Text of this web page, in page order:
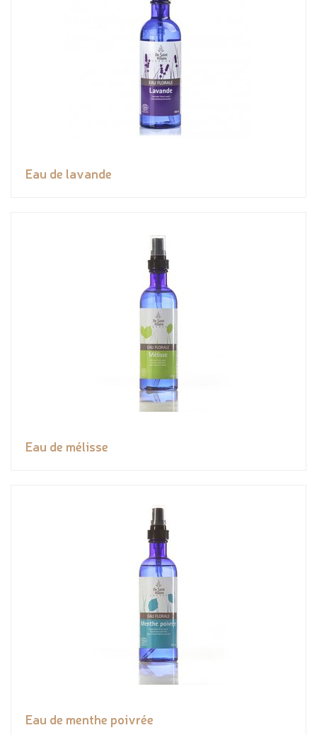
Eau de lavande
Eau de mélisse
Eau de menthe poivrée